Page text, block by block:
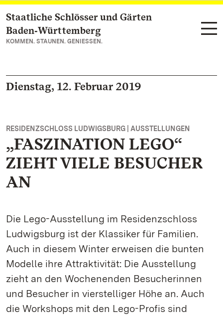
Zum Hauptinhalt springen
Staatliche Schlösser und Gärten
Baden‑Württemberg
KOMMEN. STAUNEN. GENIESSEN.
Dienstag, 12. Februar 2019
RESIDENZSCHLOSS LUDWIGSBURG | AUSSTELLUNGEN
„FASZINATION LEGO“
ZIEHT VIELE BESUCHER
AN
Die Lego-Ausstellung im Residenzschloss
Ludwigsburg ist der Klassiker für Familien.
Auch in diesem Winter erweisen die bunten
Modelle ihre Attraktivität: Die Ausstellung
zieht an den Wochenenden Besucherinnen
und Besucher in vierstelliger Höhe an. Auch
die Workshops mit den Lego-Profis sind